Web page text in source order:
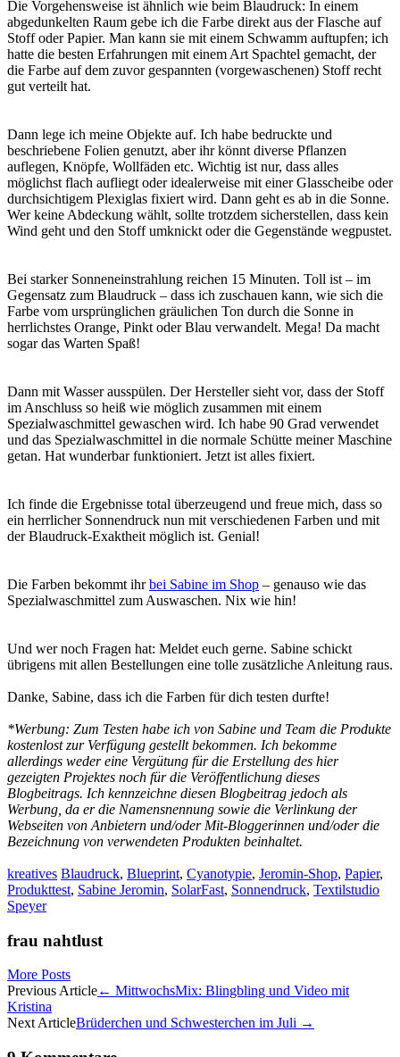
Die Vorgehensweise ist ähnlich wie beim Blaudruck: In einem
abgedunkelten Raum gebe ich die Farbe direkt aus der Flasche auf
Stoff oder Papier. Man kann sie mit einem Schwamm auftupfen; ich
hatte die besten Erfahrungen mit einem Art Spachtel gemacht, der
die Farbe auf dem zuvor gespannten (vorgewaschenen) Stoff recht
gut verteilt hat.
Dann lege ich meine Objekte auf. Ich habe bedruckte und
beschriebene Folien genutzt, aber ihr könnt diverse Pflanzen
auflegen, Knöpfe, Wollfäden etc. Wichtig ist nur, dass alles
möglichst flach aufliegt oder idealerweise mit einer Glasscheibe oder
durchsichtigem Plexiglas fixiert wird. Dann geht es ab in die Sonne.
Wer keine Abdeckung wählt, sollte trotzdem sicherstellen, dass kein
Wind geht und den Stoff umknickt oder die Gegenstände wegpustet.
Bei starker Sonneneinstrahlung reichen 15 Minuten. Toll ist – im
Gegensatz zum Blaudruck – dass ich zuschauen kann, wie sich die
Farbe vom ursprünglichen gräulichen Ton durch die Sonne in
herrlichstes Orange, Pinkt oder Blau verwandelt. Mega! Da macht
sogar das Warten Spaß!
Dann mit Wasser ausspülen. Der Hersteller sieht vor, dass der Stoff
im Anschluss so heiß wie möglich zusammen mit einem
Spezialwaschmittel gewaschen wird. Ich habe 90 Grad verwendet
und das Spezialwaschmittel in die normale Schütte meiner Maschine
getan. Hat wunderbar funktioniert. Jetzt ist alles fixiert.
Ich finde die Ergebnisse total überzeugend und freue mich, dass so
ein herrlicher Sonnendruck nun mit verschiedenen Farben und mit
der Blaudruck-Exaktheit möglich ist. Genial!
Die Farben bekommt ihrbei Sabine im Shop – genauso wie das
Spezialwaschmittel zum Auswaschen. Nix wie hin!
Und wer noch Fragen hat: Meldet euch gerne. Sabine schickt
übrigens mit allen Bestellungen eine tolle zusätzliche Anleitung raus.
Danke, Sabine, dass ich die Farben für dich testen durfte!
*Werbung: Zum Testen habe ich von Sabine und Team die Produkte
kostenlost zur Verfügung gestellt bekommen. Ich bekomme
allerdings weder eine Vergütung für die Erstellung des hier
gezeigten Projektes noch für die Veröffentlichung dieses
Blogbeitrags. Ich kennzeichne diesen Blogbeitrag jedoch als
Werbung, da er die Namensnennung sowie die Verlinkung der
Webseiten von Anbietern und/oder Mit-Bloggerinnen und/oder die
Bezeichnung von verwendeten Produkten beinhaltet.
kreatives Blaudruck, Blueprint, Cyanotypie, Jeromin-Shop, Papier,
Produkttest, Sabine Jeromin, SolarFast, Sonnendruck, Textilstudio
Speyer
frau nahtlust
More Posts
Artikel-
Navigation
Previous Article← MittwochsMix: Blingbling und Video mit
Kristina
Next ArticleBrüderchen und Schwesterchen im Juli →